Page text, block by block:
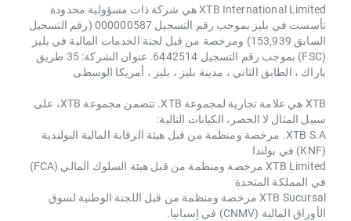
XTB International Limited هي شركة ذات مسؤولية محدودة
تأسست في بليز بموجب رقم التسجيل 000000587 (رقم التسجيل
السابق 153,939) ومرخصة من قبل لجنة الخدمات المالية في بليز
(FSC) بموجب رقم التسجيل 6442514. عنوان الشركة: 35 طريق
باراك ، الطابق الثاني ، مدينة بليز ، بليز ، أمريكا الوسطى
XTB هي علامة تجارية لمجموعة XTB. تتضمن مجموعة XTB، على
سبيل المثال لا الحصر، الكيانات التالية:
XTB S.A. مرخصة ومنظمة من قبل هيئة الرقابة المالية البولندية
(KNF) في بولندا
XTB Limited مرخصة ومنظمة من قبل هيئة السلوك المالي (FCA)
في المملكة المتحدة
XTB Sucursal مرخصة ومنظمة من قبل اللجنة الوطنية لسوق
الأوراق المالية (CNMV) في إسبانيا.